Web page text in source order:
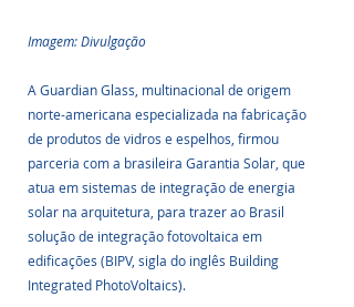
Imagem: Divulgação
A Guardian Glass, multinacional de origem
norte-americana especializada na fabricação
de produtos de vidros e espelhos, firmou
parceria com a brasileira Garantia Solar, que
atua em sistemas de integração de energia
solar na arquitetura, para trazer ao Brasil
solução de integração fotovoltaica em
edificações (BIPV, sigla do inglês Building
Integrated PhotoVoltaics).